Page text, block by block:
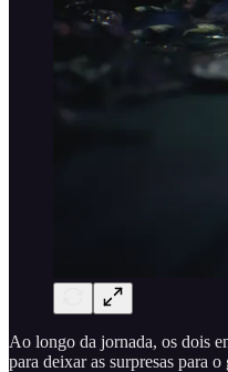
Ao longo da jornada, os dois
para deixar as surpresas para o